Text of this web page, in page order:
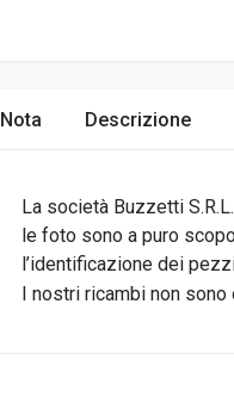
Nota Descrizione
La società Buzzetti
le foto sono a puro
l’identificazione dei
I nostri ricambi non sono